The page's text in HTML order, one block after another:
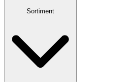
Sortiment